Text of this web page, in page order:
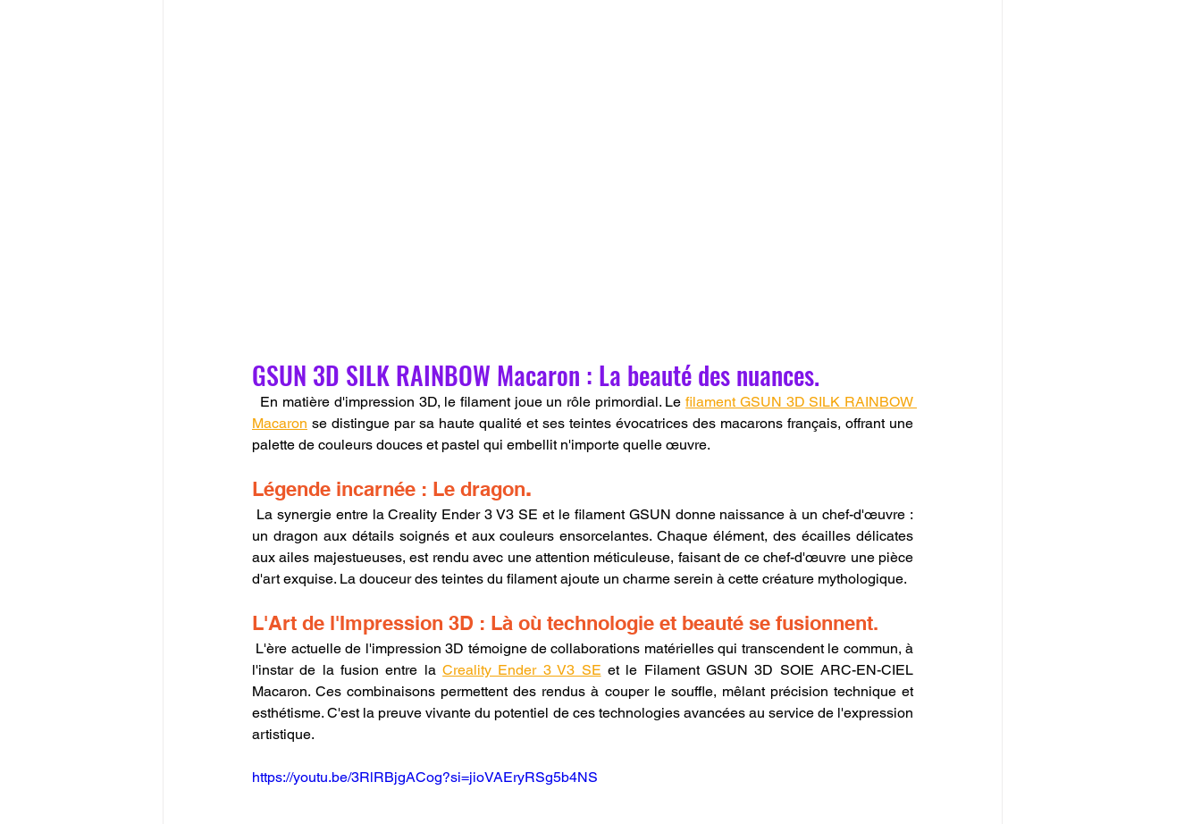
GSUN 3D SILK RAINBOW Macaron : La beauté des nuances.
  En matière d'impression 3D, le filament joue un rôle primordial. Le
filament GSUN 3D SILK RAINBOW
Macaron se distingue par sa haute qualité et ses teintes évocatrices des macarons français, offrant une
palette de couleurs douces et pastel qui embellit n'importe quelle œuvre.
Légende incarnée : Le dragon.
un dragon aux détails soignés et aux couleurs ensorcelantes. Chaque élément, des écailles délicates
aux ailes majestueuses, est rendu avec une attention méticuleuse, faisant de ce chef-d'œuvre une pièce
d'art exquise. La douceur des teintes du filament ajoute un charme serein à cette créature mythologique.
L'Art de l'Impression 3D : Là où technologie et beauté se fusionnent.
l'instar de la fusion entre la Creality Ender 3 V3 SE et le Filament GSUN 3D SOIE ARC-EN-CIEL
Macaron. Ces combinaisons permettent des rendus à couper le souffle, mêlant précision technique et
esthétisme. C'est la preuve vivante du potentiel de ces technologies avancées au service de l'expression
artistique.
https://youtu.be/3RlRBjgACog?si=jioVAEryRSg5b4NS